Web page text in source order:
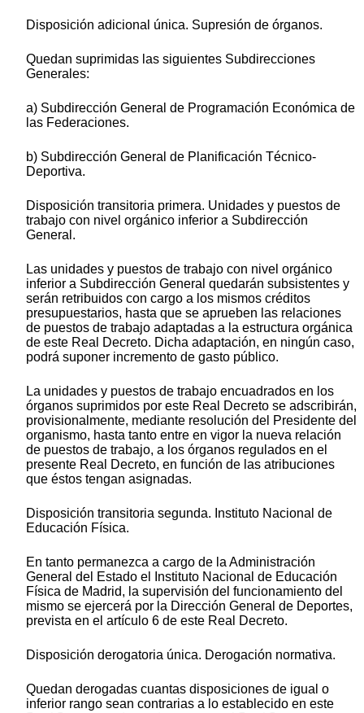
Disposición adicional única. Supresión de órganos.
Quedan suprimidas las siguientes Subdirecciones
Generales:
a) Subdirección General de Programación Económica de
las Federaciones.
b) Subdirección General de Planificación Técnico-
Deportiva.
Disposición transitoria primera. Unidades y puestos de
trabajo con nivel orgánico inferior a Subdirección
General.
Las unidades y puestos de trabajo con nivel orgánico
inferior a Subdirección General quedarán subsistentes y
serán retribuidos con cargo a los mismos créditos
presupuestarios, hasta que se aprueben las relaciones
de puestos de trabajo adaptadas a la estructura orgánica
de este Real Decreto. Dicha adaptación, en ningún caso,
podrá suponer incremento de gasto público.
La unidades y puestos de trabajo encuadrados en los
órganos suprimidos por este Real Decreto se adscribirán,
provisionalmente, mediante resolución del Presidente del
organismo, hasta tanto entre en vigor la nueva relación
de puestos de trabajo, a los órganos regulados en el
presente Real Decreto, en función de las atribuciones
que éstos tengan asignadas.
Disposición transitoria segunda. Instituto Nacional de
Educación Física.
En tanto permanezca a cargo de la Administración
General del Estado el Instituto Nacional de Educación
Física de Madrid, la supervisión del funcionamiento del
mismo se ejercerá por la Dirección General de Deportes,
prevista en el artículo 6 de este Real Decreto.
Disposición derogatoria única. Derogación normativa.
Quedan derogadas cuantas disposiciones de igual o
inferior rango sean contrarias a lo establecido en este